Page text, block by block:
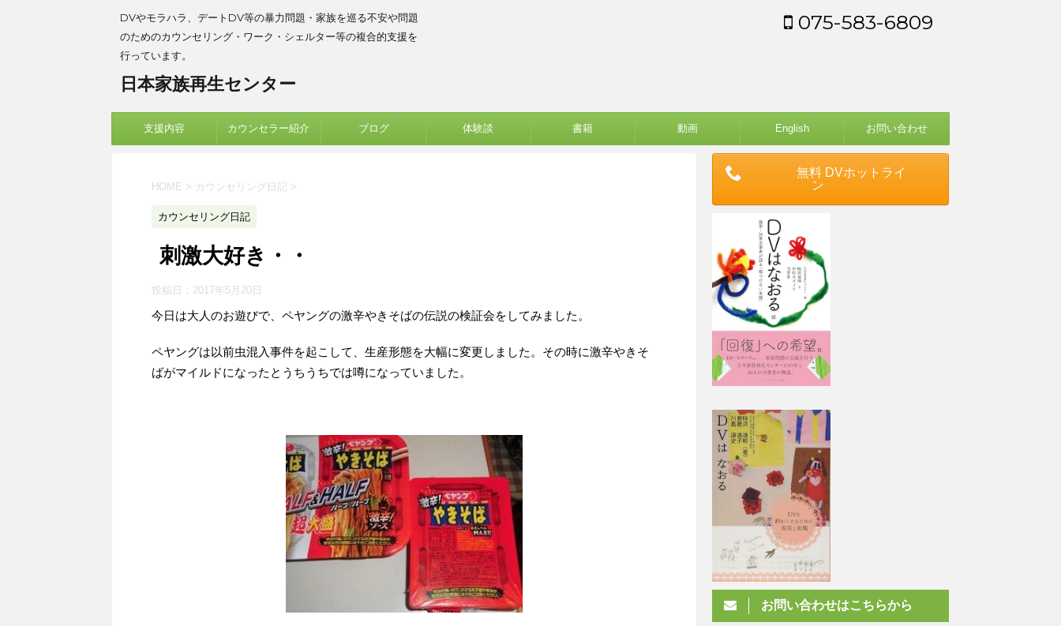
DVやモラハラ、デートDV等の暴力問題・家族を巡る不安や問題
のためのカウンセリング・ワーク・シェルター等の複合的支援を
行っています。
日本家族再生センター
075-583-6809
支援内容 カウンセラー紹介 ブログ 体験談 書籍 動画 English お問い合わせ
HOME > カウンセリング日記 >
カウンセリング日記
刺激大好き・・
投稿日： 2017年5月20日
今日は大人のお遊びで、ペヤングの激辛やきそばの伝説の検証会をしてみました。
ペヤングは以前虫混入事件を起こして、生産形態を大幅に変更しました。その時に激辛やきそ
ばがマイルドになったとうちうちでは噂になっていました。
無料 DVホットライ
ン
お問い合わせはこちらから